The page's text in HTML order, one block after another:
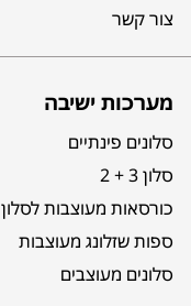
צור קשר
מערכות ישיבה
סלונים פינתיים
סלון 3 + 2
כורסאות מעוצבות לסלון
ספות שזלונג מעוצבות
סלונים מעוצבים